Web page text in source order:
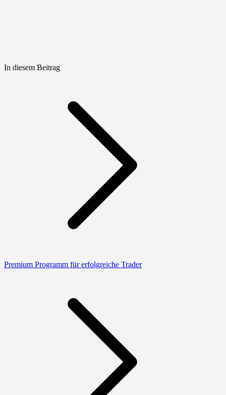
In diesem Beitrag
Premium Programm für erfolgreiche Trader